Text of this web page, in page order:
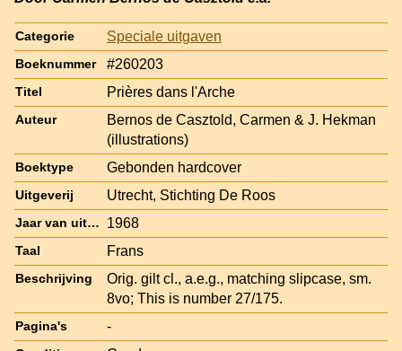
Categorie Speciale uitgaven
Boeknummer #260203
Titel Prières dans l'Arche
Auteur
Bernos de Casztold, Carmen & J. Hekman
(illustrations)
Boektype Gebonden hardcover
Uitgeverij Utrecht, Stichting De Roos
Jaar van uitgave 1968
Taal Frans
Beschrijving
Orig. gilt cl., a.e.g., matching slipcase, sm.
8vo; This is number 27/175.
Pagina's -